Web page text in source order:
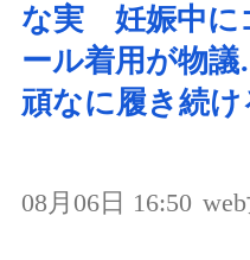
な実 妊娠中に
ール着用が物
頑なに履き続け
08月06日 16:50